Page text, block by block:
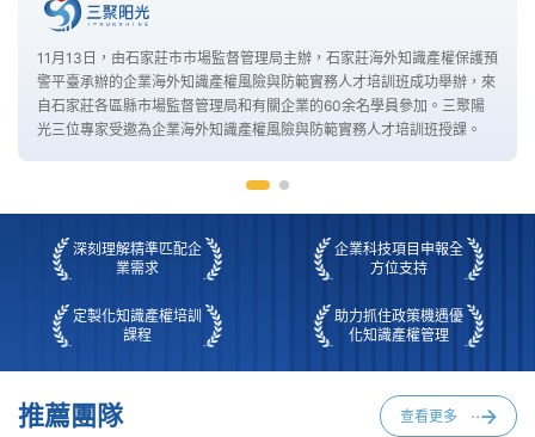
11月13日，由石家莊市市場監督管理局主辦，石家莊海外知識產權保護預
警平臺承辦的企業海外知識產權風險與防範實務人才培訓班成功舉辦，來
自石家莊各區縣市場監督管理局和有關企業的60余名學員參加。三聚陽
光三位專家受邀為企業海外知識產權風險與防範實務人才培訓班授課。
深刻理解精準匹配企
業需求
企業科技項目申報全
方位支持
定製化知識產權培訓
課程
助力抓住政策機遇優
化知識產權管理
推薦團隊 查看更多